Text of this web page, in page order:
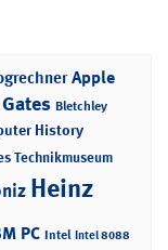
Apple
Bletchley
History
Technikmuseum
Heinz
PC Intel Intel 8088